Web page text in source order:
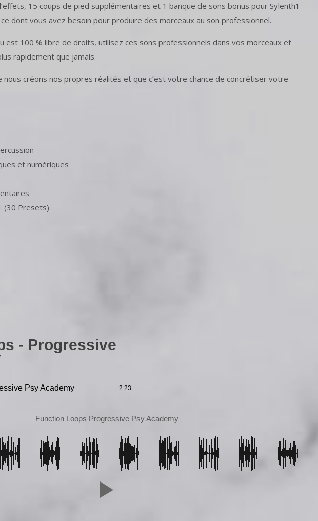
15 coups de pied supplémentaires et 1 banque de sons bonus pour Sylenth1
dont vous avez besoin pour produire des morceaux au son professionnel.
est 100 % libre de droits, utilisez ces sons professionnels dans vos morceaux et
rapidement que jamais.
nous créons nos propres réalités et que c’est votre chance de concrétiser votre
et numériques
(30 Presets)
- Progressive
Psy Academy 2:23
Function Loops Progressive Psy Academy